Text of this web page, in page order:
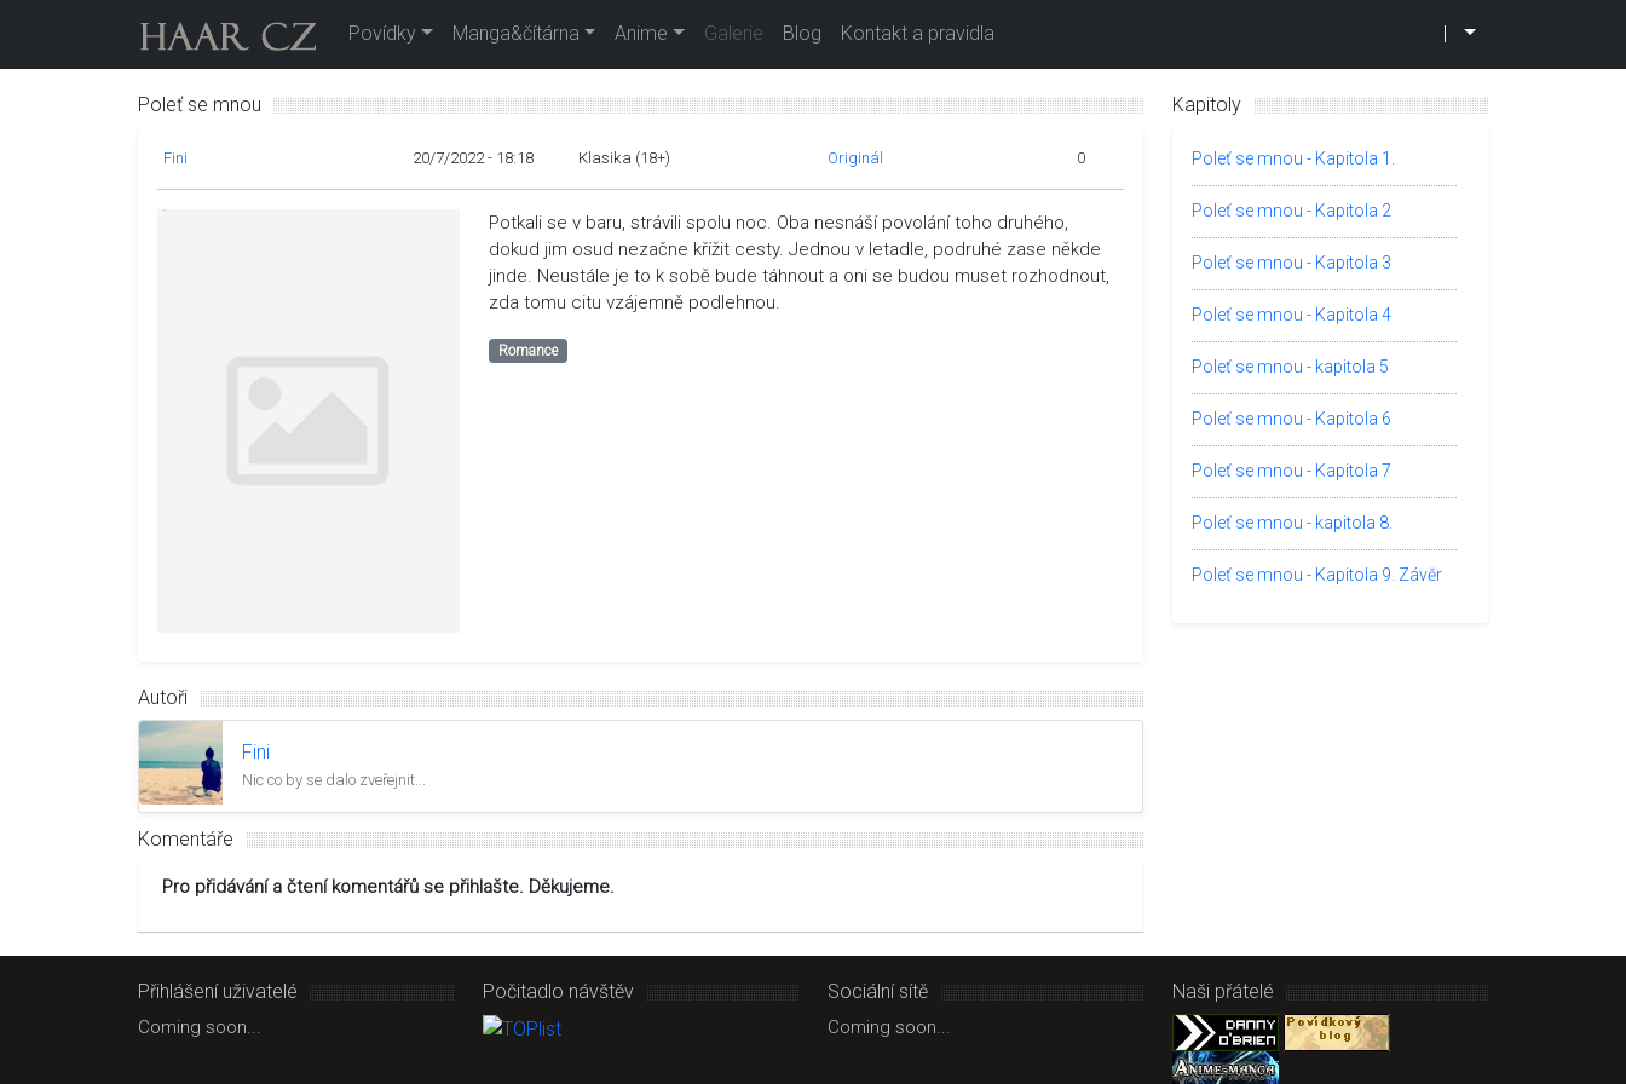
Povídky Manga&čítárna Anime Galerie Blog Kontakt a pravidla
Poleť se mnou
Fini 20/7/2022 - 18:18 Klasika (18+) Originál 0
Potkali se v baru, strávili spolu noc. Oba nesnáší povolání toho druhého,
dokud jim osud nezačne křížit cesty. Jednou v letadle, podruhé zase někde
jinde. Neustále je to k sobě bude táhnout a oni se budou muset rozhodnout,
zda tomu citu vzájemně podlehnou.
Romance
Autoři
Fini
Nic co by se dalo zveřejnit...
Komentáře
Pro přidávání a čtení komentářů se přihlašte. Děkujeme.
Kapitoly
Poleť se mnou - Kapitola 1.
Poleť se mnou - Kapitola 2
Poleť se mnou - Kapitola 3
Poleť se mnou - Kapitola 4
Poleť se mnou - kapitola 5
Poleť se mnou - Kapitola 6
Poleť se mnou - Kapitola 7
Poleť se mnou - kapitola 8.
Poleť se mnou - Kapitola 9. Závěr
Přihlášení uživatelé
Coming soon...
Počitadlo návštěv Sociální sítě
Coming soon...
Naši přátelé